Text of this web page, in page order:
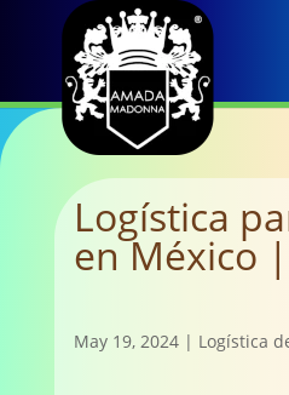
Logística
en México
May 19, 2024| Logística